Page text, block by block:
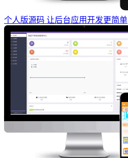
个人版源码 让后台应用开发更简单